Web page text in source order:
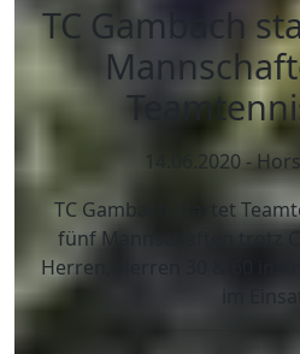
TC Gambach
14.06.2020 -
TC Gambach startet
fünf Mannschaften trotz
Herren, Herren 30 & 60 in
im